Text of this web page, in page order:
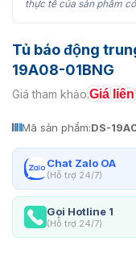
thực tế của sản phẩm
Tủ báo động
19A08-01BNG
Giá tham khảo:Giá
Mã sản phẩm:DS-
Chat Zalo OA
(Hỗ trợ 24/7)
Gọi Hotline 1
(Hỗ trợ 24/7)